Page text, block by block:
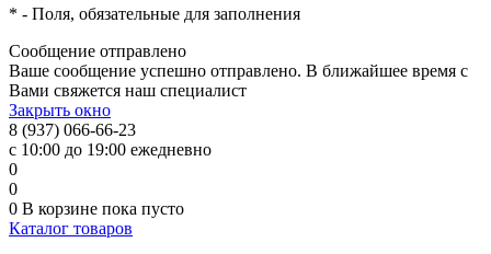
* - Поля, обязательные для заполнения
Сообщение отправлено
Ваше сообщение успешно отправлено. В ближайшее время с
Вами свяжется наш специалист
Закрыть окно
8 (937) 066-66-23
с 10:00 до 19:00 ежедневно
0
0
0 В корзине пока пусто
Каталог товаров